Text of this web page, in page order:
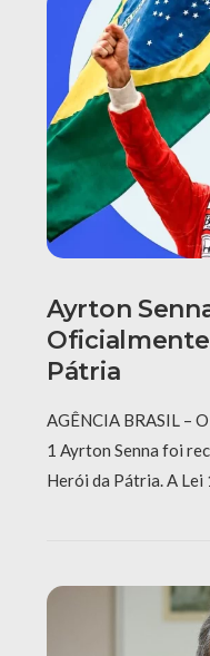
Ayrton
Pátria
AGÊNCIA BRASIL –
1 Ayrton Senna foi
Herói da Pátria. A